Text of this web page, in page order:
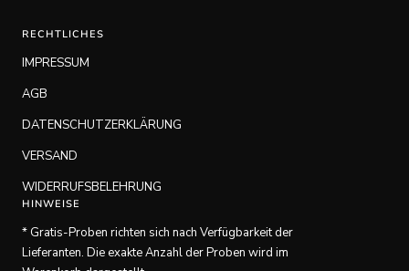
RECHTLICHES
IMPRESSUM
AGB
DATENSCHUTZERKLÄRUNG
VERSAND
WIDERRUFSBELEHRUNG
HINWEISE
* Gratis-Proben richten sich nach Verfügbarkeit der
Lieferanten. Die exakte Anzahl der Proben wird im